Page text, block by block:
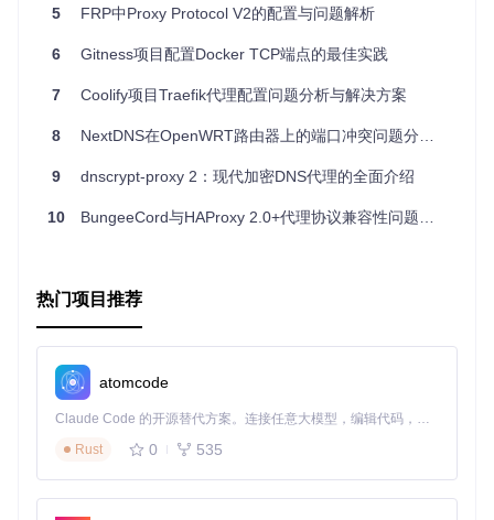
$ git clone https://github.com/ryanchapman/go-any-
完成后，你将得到一个名为 any_proxy的二进制文件，可以立
即投入使用。
处于实验阶段。要构建Mac版，请切换到mac分支并按照指示
值得信赖的工具，它能帮助你轻松管理和控制TCP连接。现在
5 FRP中Proxy Protocol V2的配置与问题解析
6 Gitness项目配置Docker TCP端点的最佳实践
7 Coolify项目Traefik代理配置问题分析与解决方案
8 NextDNS在OpenWRT路由器上的端口冲突问题分析与解决方案
9 dnscrypt-proxy 2：现代加密DNS代理的全面介绍
10 BungeeCord与HAProxy 2.0+代理协议兼容性问题分析与解决方案
热门项目推荐
atomcode
Claude Code 的开源替代方案。连接任意大模型，编辑代码，运行命令，自动验证 — 全自动执行。用 Rust 构建，极致性能。 ｜ An open-source alternative to Claude Code. Connect any LLM, edit code, run commands, and verify changes — autonomously. Built in Rust for speed. Get Started
Rust
0 535